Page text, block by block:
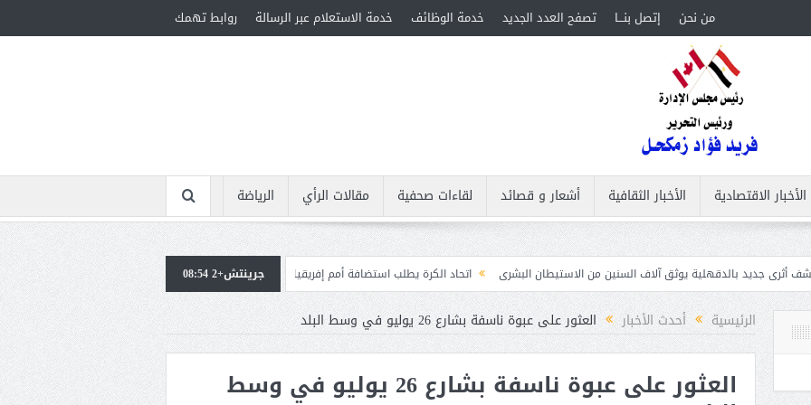
من نحن إتصل بنـــا تصفح العدد الجديد خدمة الوظائف خدمة الاستعلام عبر الرسالة روابط تهمك
الأخبار الاقتصادية الأخبار الثقافية أشعار و قصائد لقاءات صحفية مقالات الرأي
الرياضة
يوثق آلاف السنين من الاستيطان البشرى اتحاد الكرة يطلب استضافة أمم إفريقيا تحت 23 عامًا المؤهلة لأولمبياد 2028
إسبانيا تعيد فرض الرقابة على
جرينتش+2 08:54
الرئيسية أحدث الأخبار العثور على عبوة ناسفة بشارع 26 يوليو في وسط البلد
العثور على عبوة ناسفة بشارع 26 يوليو في وسط